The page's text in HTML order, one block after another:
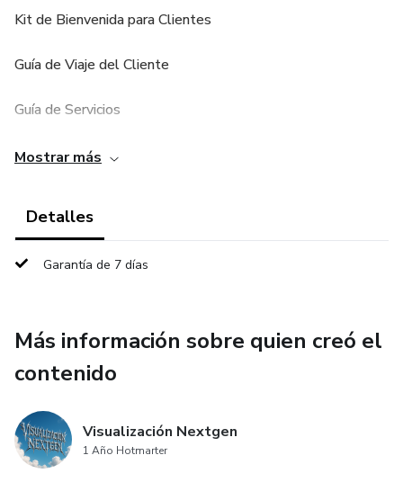
Kit de Bienvenida para Clientes
Guía de Viaje del Cliente
Guía de Servicios
Cronograma de Entregas
✔ Alinea expectativas
✔ Deja claro lo que incluye (y lo que no)
✔ Genera confianza desde la primera reunión
Preséntate como un estudio de alto nivel sin tener que
explicarlo.
Mostrar más
Detalles
Garantía de 7 días
Más información sobre quien creó el
contenido
Visualización Nextgen
1 Año Hotmarter